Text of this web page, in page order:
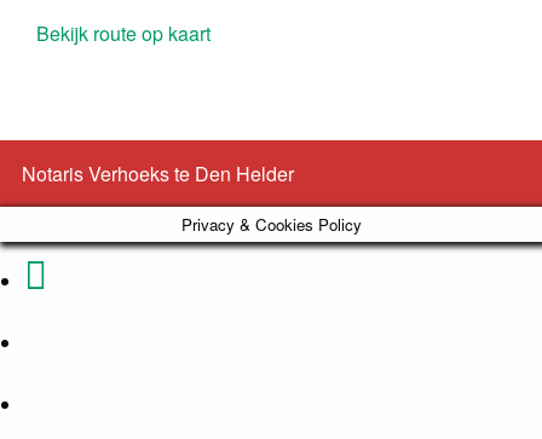
Bekijk route op kaart
Notaris Verhoeks te Den Helder
Privacy & Cookies Policy